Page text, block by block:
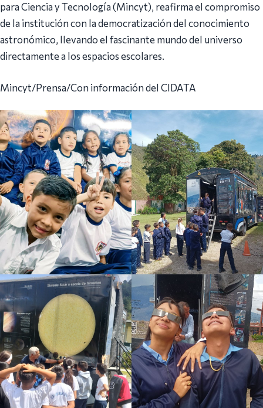
para Ciencia y Tecnología (Mincyt), reafirma el compromiso
de la institución con la democratización del conocimiento
astronómico, llevando el fascinante mundo del universo
directamente a los espacios escolares.
Mincyt/Prensa/Con información del CIDATA